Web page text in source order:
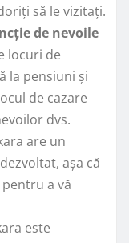
să le vizitați.
de nevoile
locuri de
la pensiuni și
de cazare
dvs.
are un
așa că
a vă
este